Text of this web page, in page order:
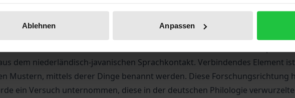
Ablehnen Anpassen
in sechs Beiträgen verschiedenen Aspekten der synchronen Etymologie,
Herbermann. Dabei wird ein Bogen geschlagen über den (indo-
sowie deutsche Krankheitsbezeichnungen auf "-fieber". Zwei
vs. 'schwache' Flexion und den semantischen Strukturen von
dem niederländisch-javanischen Sprachkontakt. Verbindendes Element
Mustern, mittels derer Dinge benannt werden. Diese Forschungsrichtung
ein Versuch unternommen, diese in der deutschen Philologie